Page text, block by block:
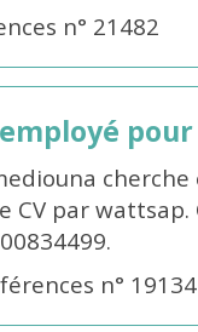
n° 21482
CV par
n° 19134